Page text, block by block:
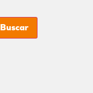
Buscar